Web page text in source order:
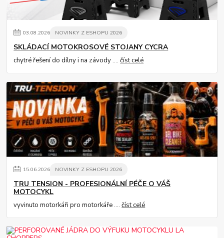
03.08.2026 NOVINKY Z ESHOPU 2026
SKLÁDACÍ MOTOKROSOVÉ STOJANY CYCRA
chytré řešení do dílny i na závody ....číst celé
15.06.2026 NOVINKY Z ESHOPU 2026
TRU TENSION - PROFESIONÁLNÍ PÉČE O VÁŠ
MOTOCYKL
vyvinuto motorkáři pro motorkáře ....číst celé